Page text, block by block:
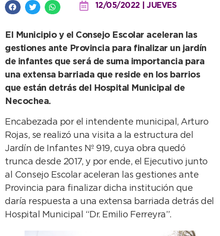
12/05/2022 | JUEVES
El Municipio y el Consejo Escolar aceleran las
gestiones ante Provincia para finalizar un jardín
de infantes que será de suma importancia para
una extensa barriada que reside en los barrios
que están detrás del Hospital Municipal de
Necochea.
Encabezada por el intendente municipal, Arturo
Rojas, se realizó una visita a la estructura del
Jardín de Infantes Nº 919, cuya obra quedó
trunca desde 2017, y por ende, el Ejecutivo junto
al Consejo Escolar aceleran las gestiones ante
Provincia para finalizar dicha institución que
daría respuesta a una extensa barriada detrás del
Hospital Municipal “Dr. Emilio Ferreyra”.